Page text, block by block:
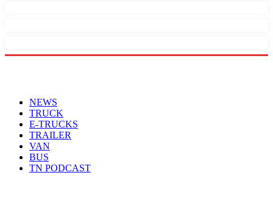
NEWS
TRUCK
E-TRUCKS
TRAILER
VAN
BUS
TN PODCAST